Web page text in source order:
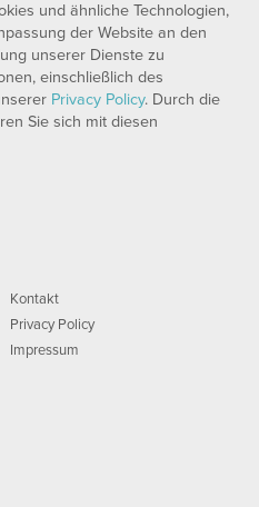
und ähnliche Technologien,
der Website an den
unserer Dienste zu
einschließlich des
Privacy Policy. Durch die
Sie sich mit diesen
Kontakt
Privacy Policy
Impressum